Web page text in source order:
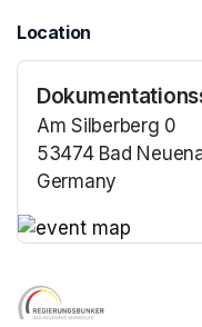
Location
Am Silberberg 0
53474 Bad
Germany